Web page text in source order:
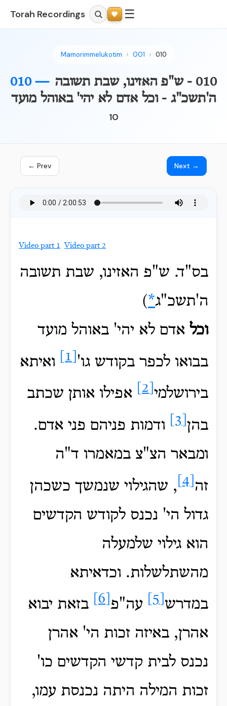
Torah Recordings ☰
Mamorimmelukotim 001 010
010 — 010 - ש"פ האזינו, שבת תשובה
ה'תשכ"ג - וכל אדם לא יהי' באוהל מועד
10
← Prev Next →
Video part 1 Video part 2
בס"ד. ש"פ האזינו, שבת תשובה
ה'תשכ"ג*
)
וכל אדם לא יהי' באוהל מועד
בבואו לכפר בקודש גו'
ואיתא
בירושלמי
אפילו אותן שכתב
בהן
ודמות פניהם פני אדם.
ומבאר הצ"צ במאמרו ד"ה
זה
, שהגילוי שנמשך כשכהן
גדול הי' נכנס לקודש הקדשים
הוא גילוי שלמעלה
מהשתלשלות. וכדאיתא
במדרש
עה"פ
בזאת יבוא
אהרן, באיזה זכות הי' אהרן
נכנס לבית קדשי הקדשים כו'
זכות המילה היתה נכנסת עמו,